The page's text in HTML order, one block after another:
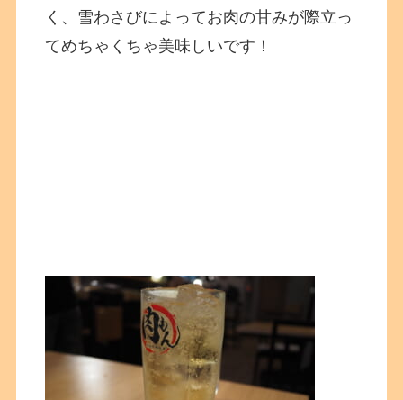
く、雪わさびによってお肉の甘みが際立っ
てめちゃくちゃ美味しいです！